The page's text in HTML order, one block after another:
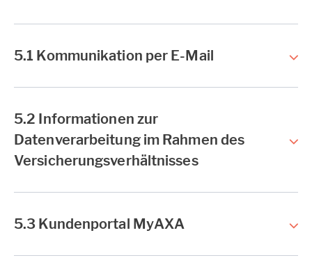
5.1 Kommunikation per E-Mail
5.2 Informationen zur
Datenverarbeitung im Rahmen des
Versicherungsverhältnisses
5.3 Kundenportal MyAXA